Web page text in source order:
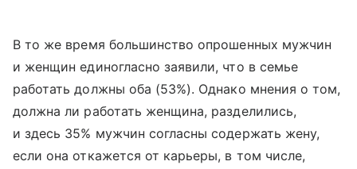
В то же время большинство опрошенных мужчин
и женщин единогласно заявили, что в семье
работать должны оба (53%). Однако мнения о том,
должна ли работать женщина, разделились,
и здесь 35% мужчин согласны содержать жену,
если она откажется от карьеры, в том числе,